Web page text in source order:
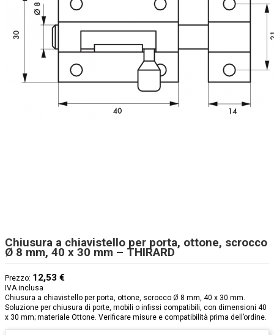
Chiusura a chiavistello per porta, ottone, scrocco
Ø 8 mm, 40 x 30 mm – THIRARD
Prezzo: 12,53 €
IVA inclusa
Chiusura a chiavistello per porta, ottone, scrocco Ø 8 mm, 40 x 30 mm.
Soluzione per chiusura di porte, mobili o infissi compatibili, con dimensioni 40
x 30 mm; materiale Ottone. Verificare misure e compatibilità prima dell’ordine.